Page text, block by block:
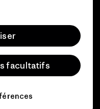
facultatifs